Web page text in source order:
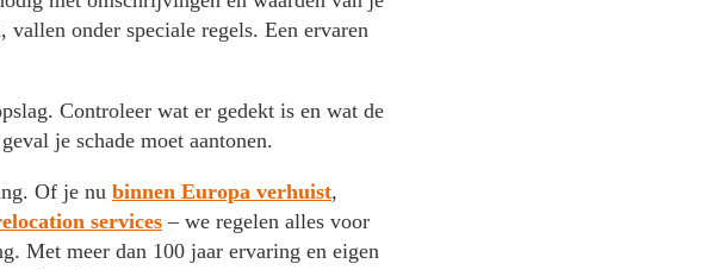
onder speciale regels. Een ervaren
Controleer wat er gedekt is en wat de
je schade moet aantonen.
Of je nu binnen Europa verhuist,
services – we regelen alles voor
Met meer dan 100 jaar ervaring en eigen